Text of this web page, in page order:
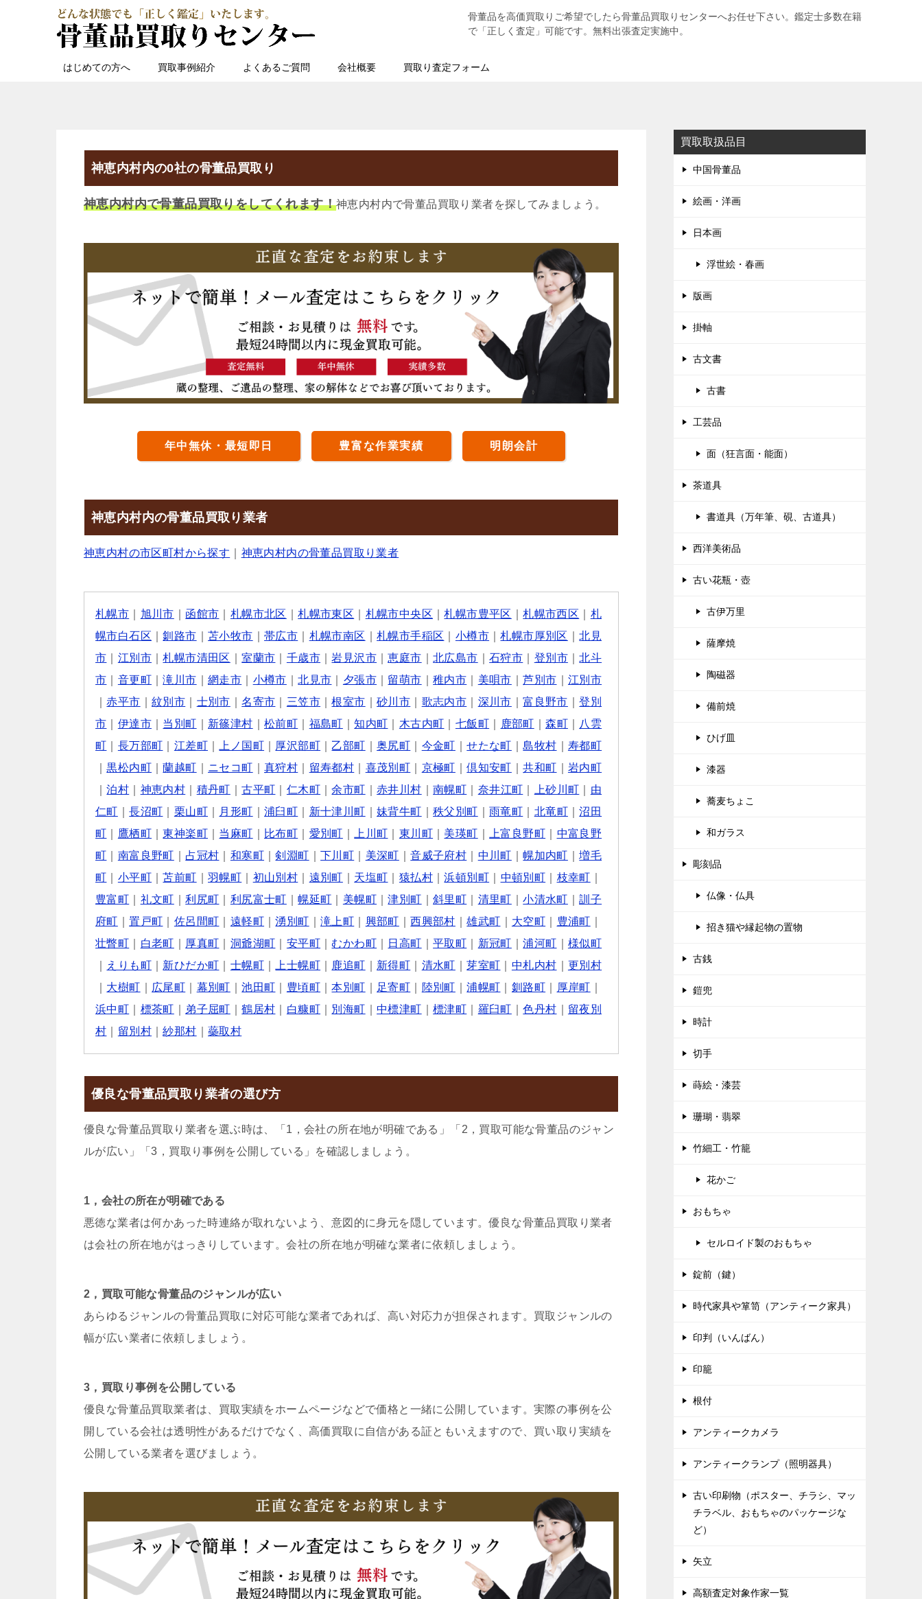
骨董品を高価買取りご希望でしたら骨董品買取りセンターへお任せ下さい。鑑定士多数在籍
で「正しく査定」可能です。無料出張査定実施中。
はじめての方へ 買取事例紹介 よくあるご質問 会社概要 買取り査定フォーム
神恵内村内の0社の骨董品買取り
神恵内村内で骨董品買取りをしてくれます！神恵内村内で骨董品買取り業者を探してみましょう。
年中無休・最短即日 豊富な作業実績 明朗会計
神恵内村内の骨董品買取り業者
神恵内村の市区町村から探す 神恵内村内の骨董品買取り業者
札幌市 旭川市 函館市 札幌市北区 ｜札幌市東区 札幌市中央区 ｜札幌市豊平区 ｜札幌市西区
札
幌市白石区 ｜釧路市 ｜苫小牧市 ｜帯広市 札幌市南区 ｜札幌市手稲区 小樽市 ｜札幌市厚別区 ｜北見
市
江別市 ｜札幌市清田区 ｜室蘭市 千歳市 ｜岩見沢市 ｜恵庭市 ｜北広島市 ｜石狩市 登別市｜北斗
市
音更町 ｜滝川市 ｜網走市 小樽市 ｜北見市 夕張市 留萌市 ｜稚内市 美唄市 ｜芦別市
江別市
｜赤平市 ｜紋別市 士別市 ｜名寄市 三笠市 ｜根室市 ｜砂川市 歌志内市 深川市 ｜富良野市 ｜登別
市
伊達市 当別町 新篠津村 ｜松前町 福島町 ｜知内町 木古内町 七飯町 鹿部町 ｜森町｜ 八雲
町
長万部町 江差町 上ノ国町 厚沢部町 乙部町 ｜奥尻町 今金町 ｜せたな町 ｜島牧村
寿都町
｜黒松内町 ｜蘭越町 ニセコ町 ｜真狩村 留寿都村 喜茂別町 京極町 ｜倶知安町 ｜共和町
岩内町
｜泊村 神恵内村 積丹町 ｜古平町 仁木町 ｜余市町 ｜赤井川村 ｜南幌町 奈井江町 上砂川町
由
仁町 ｜長沼町 栗山町 月形町 ｜浦臼町 新十津川町 ｜妹背牛町 ｜秩父別町 ｜雨竜町 北竜町｜沼田
町
鷹栖町 ｜東神楽町 当麻町 比布町 愛別町 上川町 東川町 美瑛町 上富良野町
中富良野
町
南富良野町 占冠村 和寒町 ｜剣淵町 ｜下川町 美深町 ｜音威子府村 中川町 ｜幌加内町 ｜増毛
町
小平町 ｜苫前町 ｜羽幌町 初山別村 遠別町 天塩町 猿払村 ｜浜頓別町 中頓別町 枝幸町
豊富町
礼文町 ｜利尻町 利尻富士町 ｜幌延町 美幌町 ｜津別町 ｜斜里町 清里町 ｜小清水町 ｜訓子
府町 ｜置戸町 佐呂間町 遠軽町 ｜湧別町 ｜滝上町 興部町 ｜西興部村 ｜雄武町 大空町 豊浦町
壮瞥町
白老町 厚真町 洞爺湖町 安平町 ｜むかわ町 日高町 ｜平取町 新冠町 ｜浦河町
様似町
えりも町 新ひだか町 士幌町 上士幌町 鹿追町 新得町 清水町 ｜芽室町 中札内村
更別村
大樹町 広尾町 幕別町 ｜池田町 豊頃町 ｜本別町 足寄町 陸別町 ｜浦幌町 釧路町 厚岸町
浜中町
標茶町 弟子屈町 ｜鶴居村 白糠町 別海町 ｜中標津町 ｜標津町 羅臼町 ｜色丹村
留夜別
村
留別村 ｜紗那村 ｜蘂取村
優良な骨董品買取り業者の選び方
優良な骨董品買取り業者を選ぶ時は、「1，会社の所在地が明確である」「2，買取可能な骨董品のジャン
ルが広い」「3，買取り事例を公開している」を確認しましょう。
1，会社の所在が明確である
悪徳な業者は何かあった時連絡が取れないよう、意図的に身元を隠しています。優良な骨董品買取り業者
は会社の所在地がはっきりしています。会社の所在地が明確な業者に依頼しましょう。
2，買取可能な骨董品のジャンルが広い
あらゆるジャンルの骨董品買取に対応可能な業者であれば、高い対応力が担保されます。買取ジャンルの
幅が広い業者に依頼しましょう。
3，買取り事例を公開している
優良な骨董品買取業者は、買取実績をホームページなどで価格と一緒に公開しています。実際の事例を公
開している会社は透明性があるだけでなく、高価買取に自信がある証ともいえますので、買い取り実績を
公開している業者を選びましょう。
買取取扱品目
中国骨董品
絵画・洋画
日本画
浮世絵・春画
版画
掛軸
古文書
古書
工芸品
面（狂言面・能面）
茶道具
書道具（万年筆、硯、古道具）
西洋美術品
古い花瓶・壺
古伊万里
薩摩焼
陶磁器
備前焼
ひげ皿
漆器
蕎麦ちょこ
和ガラス
彫刻品
仏像・仏具
招き猫や縁起物の置物
古銭
鎧兜
時計
切手
蒔絵・漆芸
珊瑚・翡翠
竹細工・竹籠
花かご
おもちゃ
セルロイド製のおもちゃ
錠前（鍵）
時代家具や箪笥（アンティーク家具）
印判（いんばん）
印籠
根付
アンティークカメラ
アンティークランプ（照明器具）
古い印刷物（ポスター、チラシ、マッ
チラベル、おもちゃのパッケージな
ど）
矢立
高額査定対象作家一覧